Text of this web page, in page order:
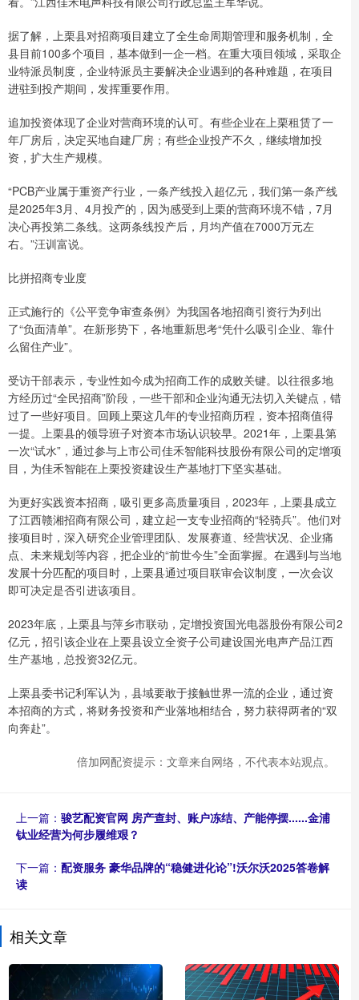
据了解，上栗县对招商项目建立了全生命周期管理和服务机制，全
县目前100多个项目，基本做到一企一档。在重大项目领域，采取企
业特派员制度，企业特派员主要解决企业遇到的各种难题，在项目
进驻到投产期间，发挥重要作用。
追加投资体现了企业对营商环境的认可。有些企业在上栗租赁了一
年厂房后，决定买地自建厂房；有些企业投产不久，继续增加投
资，扩大生产规模。
“PCB产业属于重资产行业，一条产线投入超亿元，我们第一条产线
是2025年3月、4月投产的，因为感受到上栗的营商环境不错，7月
决心再投第二条线。这两条线投产后，月均产值在7000万元左
右。”汪训富说。
比拼招商专业度
正式施行的《公平竞争审查条例》为我国各地招商引资行为列出
了“负面清单”。在新形势下，各地重新思考“凭什么吸引企业、靠什
么留住产业”。
受访干部表示，专业性如今成为招商工作的成败关键。以往很多地
方经历过“全民招商”阶段，一些干部和企业沟通无法切入关键点，错
过了一些好项目。回顾上栗这几年的专业招商历程，资本招商值得
一提。上栗县的领导班子对资本市场认识较早。2021年，上栗县第
一次“试水”，通过参与上市公司佳禾智能科技股份有限公司的定增项
目，为佳禾智能在上栗投资建设生产基地打下坚实基础。
为更好实践资本招商，吸引更多高质量项目，2023年，上栗县成立
了江西赣湘招商有限公司，建立起一支专业招商的“轻骑兵”。他们对
接项目时，深入研究企业管理团队、发展赛道、经营状况、企业痛
点、未来规划等内容，把企业的“前世今生”全面掌握。在遇到与当地
发展十分匹配的项目时，上栗县通过项目联审会议制度，一次会议
即可决定是否引进该项目。
2023年底，上栗县与萍乡市联动，定增投资国光电器股份有限公司2
亿元，招引该企业在上栗县设立全资子公司建设国光电声产品江西
生产基地，总投资32亿元。
上栗县委书记利军认为，县域要敢于接触世界一流的企业，通过资
本招商的方式，将财务投资和产业落地相结合，努力获得两者的“双
向奔赴”。
倍加网配资提示：文章来自网络，不代表本站观点。
上一篇： 骏艺配资官网 房产查封、账户冻结、产能停摆......金浦
钛业经营为何步履维艰？
下一篇： 配资服务 豪华品牌的“稳健进化论”!沃尔沃2025答卷解
读
相关文章